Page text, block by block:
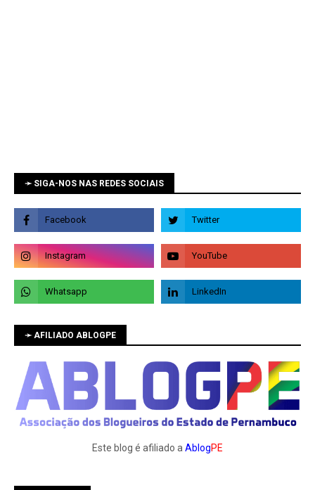
➛ SIGA-NOS NAS REDES SOCIAIS
➛ AFILIADO ABLOGPE
Este blog é afiliado a AblogPE